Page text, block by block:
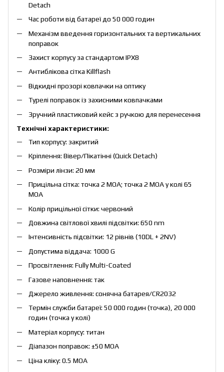
Detach
Час роботи від батареї до 50 000 годин
Механізм введення горизонтальних та вертикальних
поправок
Захист корпусу за стандартом IPX8
Антиблікова сітка Killflash
Відкидні прозорі ковпачки на оптику
Турелі поправок із захисними ковпачками
Зручний пластиковий кейс з ручкою для перенесення
Технічні характеристики:
Тип корпусу: закритий
Кріплення: Вівер/Пікатінні (Quick Detach)
Розміри лінзи: 20 мм
Прицільна сітка: точка 2 МОА; точка 2 МОА у колі 65
МОА
Колір прицільної сітки: червоний
Довжина світлової хвилі підсвітки: 650 nm
Інтенсивність підсвітки: 12 рівнів (10DL + 2NV)
Допустима віддача: 1000 G
Просвітлення: Fully Multi-Coated
Газове наповнення: так
Джерело живлення: сонячна батарея/CR2032
Термін служби батареї: 50 000 годин (точка), 20 000
годин (точка у колі)
Матеріал корпусу: титан
Діапазон поправок: ±50 МОА
Ціна кліку: 0.5 МОА